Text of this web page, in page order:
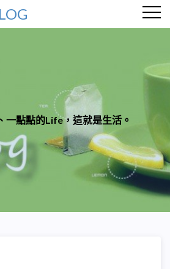
一點點的Life，這就是生活。